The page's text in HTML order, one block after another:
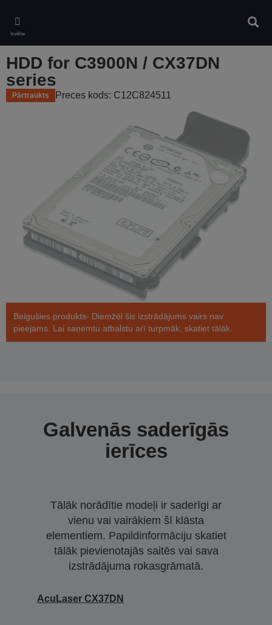
main
content
Izvēlne
HDD for C3900N / CX37DN
series
Pārtraukts Preces kods: C12C824511
Beigušies produkts- Diemžēl šis izstrādājums vairs nav
pieejams. Lai saņemtu atbalstu arī turpmāk, skatiet tālāk.
Galvenās saderīgās
ierīces
Tālāk norādītie modeļi ir saderīgi ar
vienu vai vairākiem šī klāsta
elementiem. Papildinformāciju skatiet
tālāk pievienotajās saitēs vai sava
izstrādājuma rokasgrāmatā.
AcuLaser CX37DN